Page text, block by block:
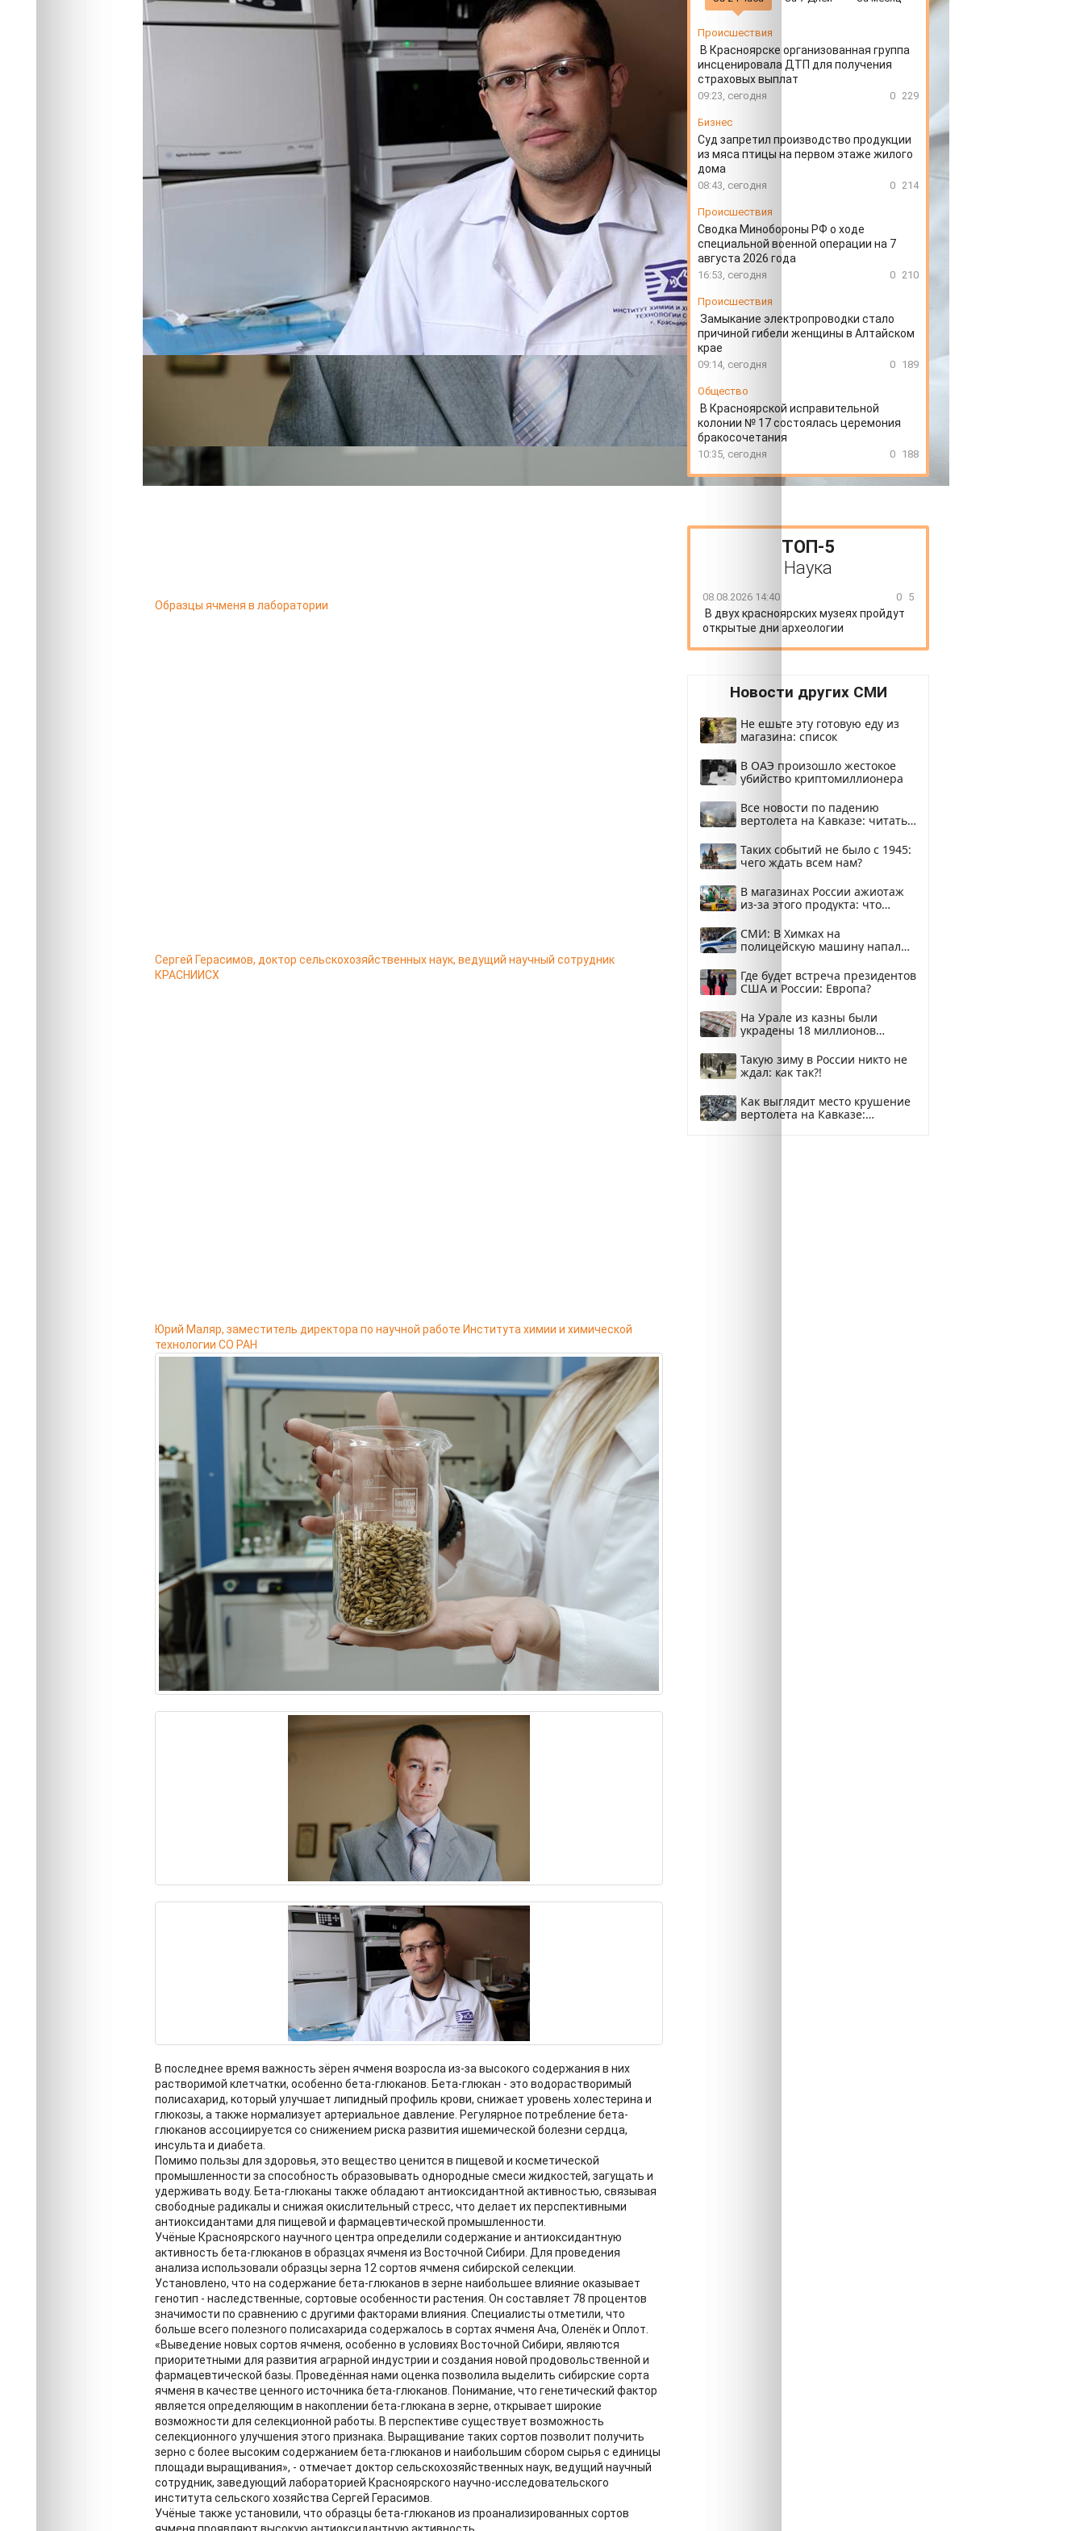
бета-глюканов
09.05.2026 12:52
Образцы ячменя в лаборатории
Сергей Герасимов, доктор сельскохозяйственных наук, ведущий научный сотрудник
КРАСНИИСХ
Юрий Маляр, заместитель директора по научной работе Института химии и химической
технологии СО РАН
В последнее время важность зёрен ячменя возросла из-за высокого содержания в них
растворимой клетчатки, особенно бета-глюканов. Бета-глюкан - это водорастворимый
полисахарид, который улучшает липидный профиль крови, снижает уровень холестерина и
глюкозы, а также нормализует артериальное давление. Регулярное потребление бета-
глюканов ассоциируется со снижением риска развития ишемической болезни сердца,
инсульта и диабета.
Помимо пользы для здоровья, это вещество ценится в пищевой и косметической
промышленности за способность образовывать однородные смеси жидкостей, загущать и
удерживать воду. Бета-глюканы также обладают антиоксидантной активностью, связывая
свободные радикалы и снижая окислительный стресс, что делает их перспективными
антиоксидантами для пищевой и фармацевтической промышленности.
Учёные Красноярского научного центра определили содержание и антиоксидантную
активность бета-глюканов в образцах ячменя из Восточной Сибири. Для проведения
анализа использовали образцы зерна 12 сортов ячменя сибирской селекции.
Установлено, что на содержание бета-глюканов в зерне наибольшее влияние оказывает
генотип - наследственные, сортовые особенности растения. Он составляет 78 процентов
значимости по сравнению с другими факторами влияния. Специалисты отметили, что
больше всего полезного полисахарида содержалось в сортах ячменя Ача, Оленёк и Оплот.
«Выведение новых сортов ячменя, особенно в условиях Восточной Сибири, являются
приоритетными для развития аграрной индустрии и создания новой продовольственной и
фармацевтической базы. Проведённая нами оценка позволила выделить сибирские сорта
ячменя в качестве ценного источника бета-глюканов. Понимание, что генетический фактор
является определяющим в накоплении бета-глюкана в зерне, открывает широкие
возможности для селекционной работы. В перспективе существует возможность
селекционного улучшения этого признака. Выращивание таких сортов позволит получить
зерно с более высоким содержанием бета-глюканов и наибольшим сбором сырья с единицы
площади выращивания», - отмечает доктор сельскохозяйственных наук, ведущий научный
сотрудник, заведующий лабораторией Красноярского научно-исследовательского
института сельского хозяйства Сергей Герасимов.
Учёные также установили, что образцы бета-глюканов из проанализированных сортов
ячменя проявляют высокую антиоксидантную активность.
Происшествия
В Красноярске организованная группа
инсценировала ДТП для получения
страховых выплат
09:23, сегодня 0 229
Бизнес
Суд запретил производство продукции
из мяса птицы на первом этаже жилого
дома
08:43, сегодня 0 214
Происшествия
Сводка Минобороны РФ о ходе
специальной военной операции на 7
августа 2026 года
16:53, сегодня 0 210
Происшествия
Замыкание электропроводки стало
причиной гибели женщины в Алтайском
крае
09:14, сегодня 0 189
Общество
В Красноярской исправительной
колонии № 17 состоялась церемония
бракосочетания
10:35, сегодня 0 188
ТОП-5
Наука
08.08.2026 14:40 0 5
В двух красноярских музеях пройдут
открытые дни археологии
Новости других СМИ
Не ешьте эту готовую еду из
магазина: список
В ОАЭ произошло жестокое
убийство криптомиллионера
Все новости по падению
вертолета на Кавказе: читать
Таких событий не было с 1945:
чего ждать всем нам?
В магазинах России ажиотаж
из-за этого продукта: что
СМИ: В Химках на
полицейскую машину напали
Где будет встреча президентов
США и России: Европа?
На Урале из казны были
украдены 18 миллионов
Такую зиму в России никто не
ждал: как так?!
Как выглядит место крушение
вертолета на Кавказе: